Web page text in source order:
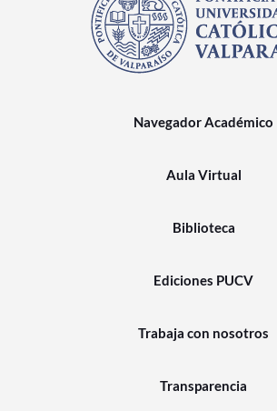
Navegador Académico
Aula Virtual
Biblioteca
Ediciones PUCV
Trabaja con nosotros
Transparencia